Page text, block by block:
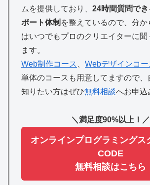
ムを提供しており、 24時間質問で
ポート体制 を整えているので、分か
はいつでもプロのクリエイターに聞
ます。
Web制作コース
Webデザインコー
単体のコースも用意してますので、
知りたい方はぜひ無料相談へお申込
＼満足度90%以上！／
オンラインプログラミングス
CODE
無料相談はこちら